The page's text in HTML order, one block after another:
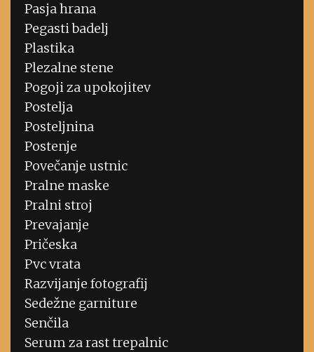
Pasja hrana
Pegasti badelj
Plastika
Plezalne stene
Pogoji za upokojitev
Postelja
Posteljnina
Postenje
Povečanje ustnic
Pralne maske
Pralni stroj
Prevajanje
Pričeska
Pvc vrata
Razvijanje fotografij
Sedežne garniture
Senčila
Serum za rast trepalnic